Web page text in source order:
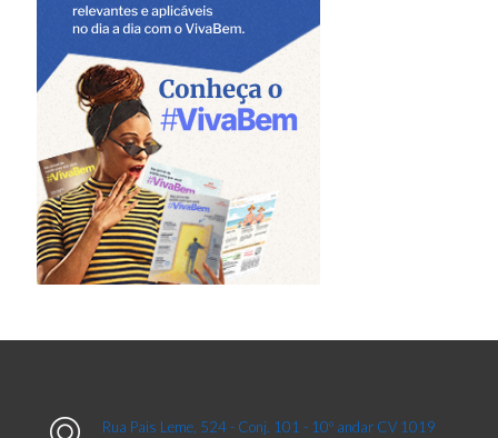
Rua Pais Leme, 524 - Conj. 101 - 10º andar CV 1019